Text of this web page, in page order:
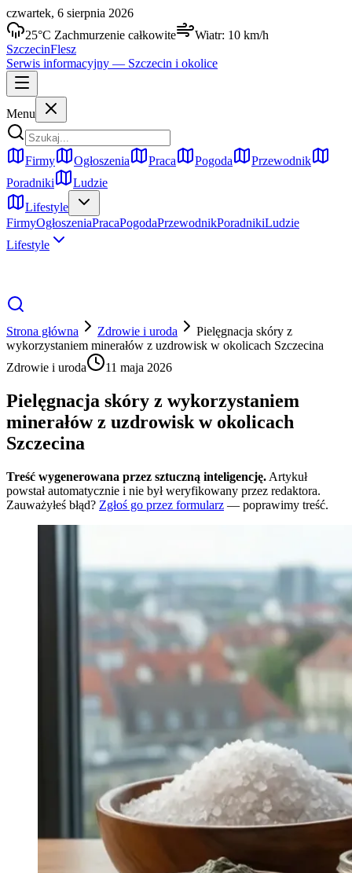
czwartek, 6 sierpnia 2026
25°C Zachmurzenie całkowite Wiatr: 10 km/h
SzczecinFlesz
Serwis informacyjny — Szczecin i okolice
Menu
Firmy Ogłoszenia Praca Pogoda
Przewodnik
Poradniki
Ludzie
Lifestyle
FirmyOgłoszeniaPracaPogodaPrzewodnikPoradnikiLudzie
Lifestyle
Strona główna Zdrowie i uroda
Pielęgnacja skóry z
wykorzystaniem minerałów z uzdrowisk w okolicach Szczecina
Zdrowie i uroda
11 maja 2026
Pielęgnacja skóry z wykorzystaniem
minerałów z uzdrowisk w okolicach
Szczecina
Treść wygenerowana przez sztuczną inteligencję. Artykuł
powstał automatycznie i nie był weryfikowany przez redaktora.
Zauważyłeś błąd? Zgłoś go przez formularz — poprawimy treść.